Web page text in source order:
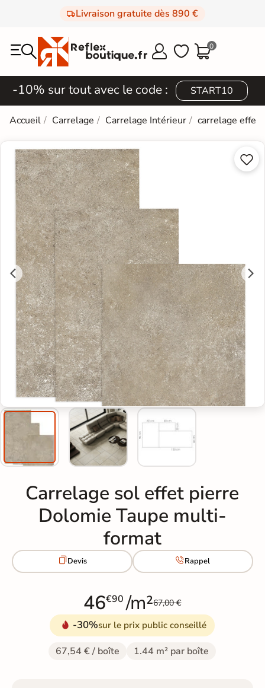
Livraison gratuite dès 890 €
  0
-10% sur tout avec le code : START10
Accueil Carrelage Carrelage Intérieur carrelage effet


Carrelage sol effet pierre
Dolomie Taupe multi-
format
Devis Rappel
46€90 /m²67,00 €
-30%sur le prix public conseillé
67,54 € / boîte 1.44 m² par boîte